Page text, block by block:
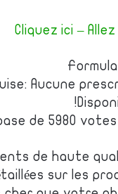
Cliquez ici –
Aucune
de 5980
de haute
sur les